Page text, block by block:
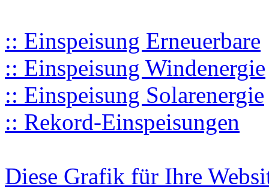
:: Einspeisung Erneuerbare
:: Einspeisung Windenergie
:: Einspeisung Solarenergie
:: Rekord-Einspeisungen
Diese Grafik für Ihre